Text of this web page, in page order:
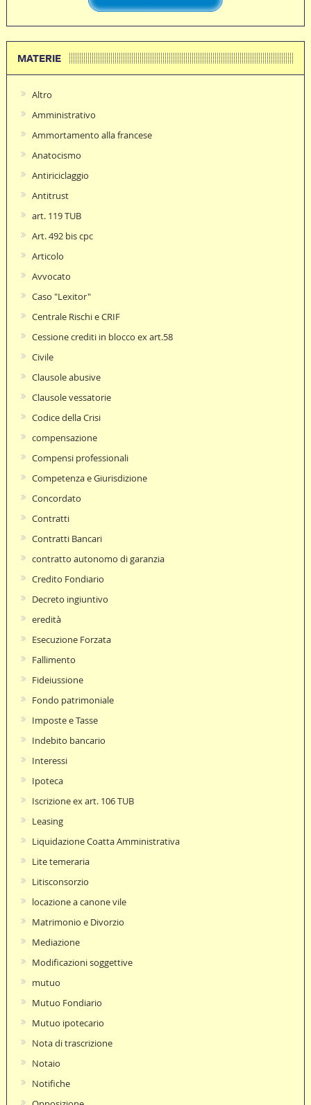
MATERIE
Altro
Amministrativo
Ammortamento alla francese
Anatocismo
Antiriciclaggio
Antitrust
art. 119 TUB
Art. 492 bis cpc
Articolo
Avvocato
Caso "Lexitor"
Centrale Rischi e CRIF
Cessione crediti in blocco ex art.58
Civile
Clausole abusive
Clausole vessatorie
Codice della Crisi
compensazione
Compensi professionali
Competenza e Giurisdizione
Concordato
Contratti
Contratti Bancari
contratto autonomo di garanzia
Credito Fondiario
Decreto ingiuntivo
eredità
Esecuzione Forzata
Fallimento
Fideiussione
Fondo patrimoniale
Imposte e Tasse
Indebito bancario
Interessi
Ipoteca
Iscrizione ex art. 106 TUB
Leasing
Liquidazione Coatta Amministrativa
Lite temeraria
Litisconsorzio
locazione a canone vile
Matrimonio e Divorzio
Mediazione
Modificazioni soggettive
mutuo
Mutuo Fondiario
Mutuo ipotecario
Nota di trascrizione
Notaio
Notifiche